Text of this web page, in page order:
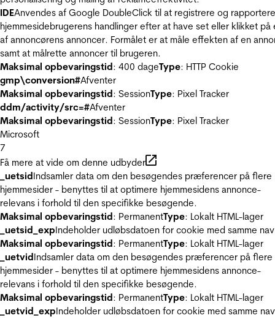
IDEAnvendes af Google DoubleClick til at registrere og
hjemmesidebrugerens handlinger efter at have set eller klikket på
af annoncørens annoncer. Formålet er at måle effekten af en
samt at målrette annoncer til brugeren.
Maksimal opbevaringstid: 400 dageType: HTTP Cookie
gmp\conversion#Afventer
Maksimal opbevaringstid: SessionType: Pixel Tracker
ddm/activity/src=#Afventer
Maksimal opbevaringstid: SessionType: Pixel Tracker
Microsoft
7
Få mere at vide om denne udbyder
_uetsidIndsamler data om den besøgendes præferencer på flere
hjemmesider - benyttes til at optimere hjemmesidens annonce-
relevans i forhold til den specifikke besøgende.
Maksimal opbevaringstid: PermanentType: Lokalt HTML-lager
_uetsid_expIndeholder udløbsdatoen for cookie med samme
Maksimal opbevaringstid: PermanentType: Lokalt HTML-lager
_uetvidIndsamler data om den besøgendes præferencer på flere
hjemmesider - benyttes til at optimere hjemmesidens annonce-
relevans i forhold til den specifikke besøgende.
Maksimal opbevaringstid: PermanentType: Lokalt HTML-lager
_uetvid_expIndeholder udløbsdatoen for cookie med samme